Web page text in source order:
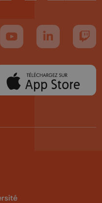
sur TikTok
Suivez-nous sur YouTube
Suivez-nous